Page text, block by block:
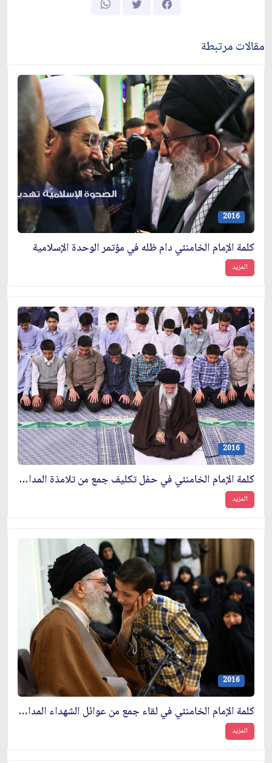
مقالات مرتبطة
2016
كلمة الإمام الخامنئي دام ظله في مؤتمر الوحدة الإسلامية
المزيد
2016
كلمة الإمام الخامنئي في حفل تكليف جمع من تلامذة المدارس في طهران
المزيد
2016
كلمة الإمام الخامنئي في لقاء جمع من عوائل الشهداء المدافعين عن الحرم
المزيد